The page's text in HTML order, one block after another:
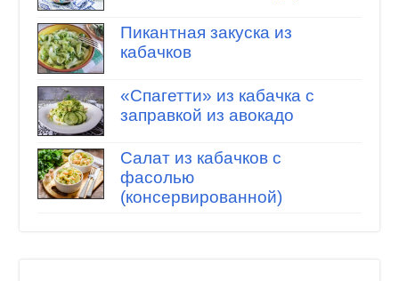
Пикантная закуска из
кабачков
«Спагетти» из кабачка с
заправкой из авокадо
Салат из кабачков с
фасолью
(консервированной)